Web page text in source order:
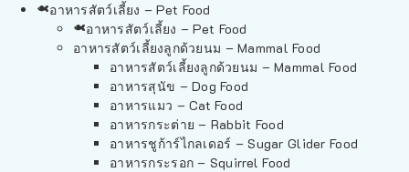
อาหารสัตว์เลี้ยง – Pet Food
อาหารสัตว์เลี้ยง – Pet Food
อาหารสัตว์เลี้ยงลูกด้วยนม – Mammal Food
อาหารสัตว์เลี้ยงลูกด้วยนม – Mammal Food
อาหารสุนัข – Dog Food
อาหารแมว – Cat Food
อาหารกระต่าย – Rabbit Food
อาหารชูก้าร์ไกลเดอร์ – Sugar Glider Food
อาหารกระรอก – Squirrel Food